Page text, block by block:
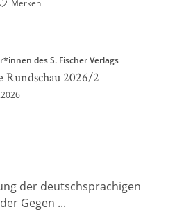
Merken
des S. Fischer Verlags
Rundschau 2026/2
der deutschsprachigen
Gegen ...